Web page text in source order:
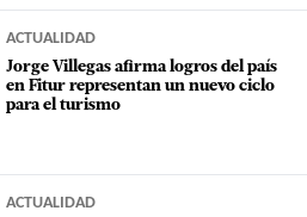
ACTUALIDAD
Jorge Villegas afirma logros del país
en Fitur representan un nuevo ciclo
para el turismo
ACTUALIDAD